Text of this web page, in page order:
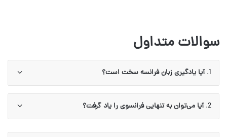
سوالات متداول
1. آیا یادگیری زبان فرانسه سخت است؟
2. آیا می‌توان به تنهایی فرانسوی را یاد گرفت؟